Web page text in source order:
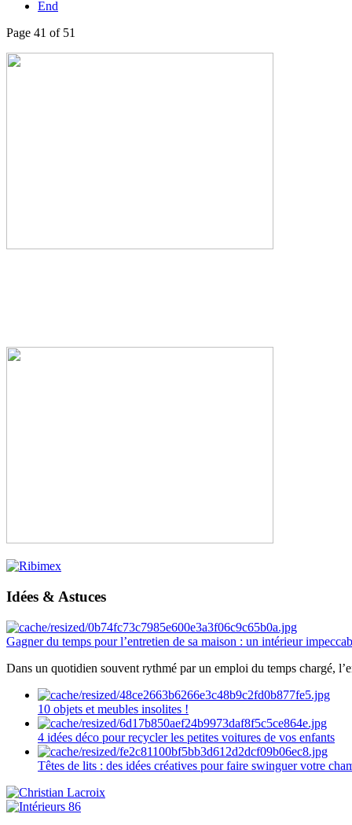
End
Page 41 of 51
Idées & Astuces
Gagner du temps pour l’entretien de sa maison : un intérieur
Dans un quotidien souvent rythmé par un emploi du temps chargé,
10 objets et meubles insolites !
4 idées déco pour recycler les petites voitures de vos enfants
Têtes de lits : des idées créatives pour faire swinguer votre